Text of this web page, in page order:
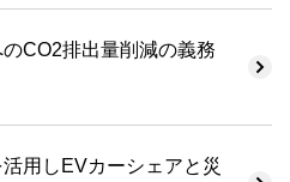
CO2排出量削減の義務
用しEVカーシェアと災